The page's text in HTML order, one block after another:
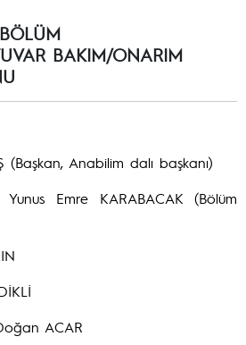
BAKIM/ONARIM
(Başkan, Anabilim dalı başkanı)
Emre KARABACAK (Bölüm
ACAR